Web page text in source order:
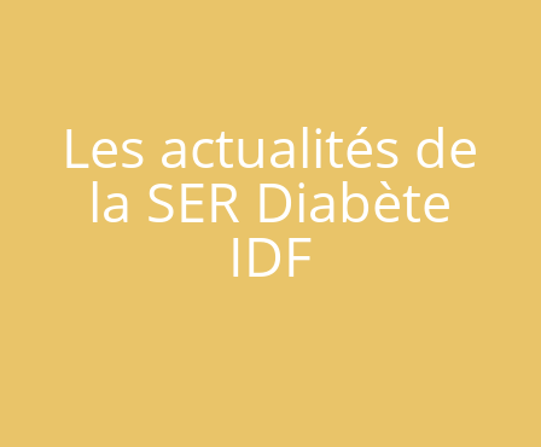
Les actualités de
la SER Diabète
IDF